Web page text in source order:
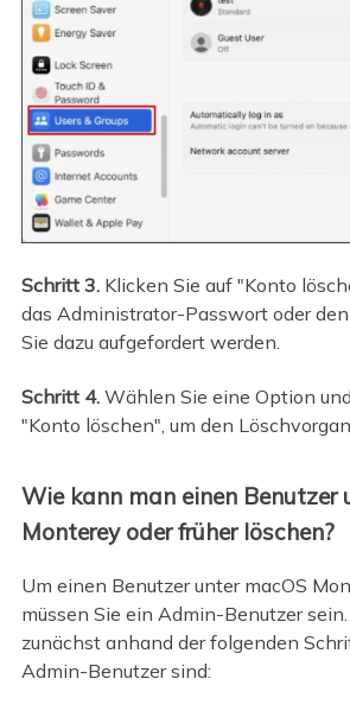
Schritt 3. Klicken Sie auf "Konto
das Administrator-Passwort oder
Sie dazu aufgefordert werden.
Schritt 4.Wählen Sie eine Option
"Konto löschen", um den
Wie kann man einen Benutzer
Monterey oder früher löschen?
Um einen Benutzer unter macOS
müssen Sie ein Admin-Benutzer
zunächst anhand der folgenden
Admin-Benutzer sind: